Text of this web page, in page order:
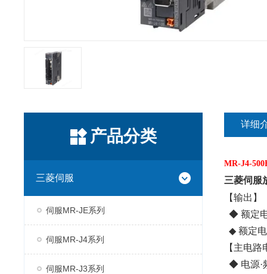
产品分类
三菱伺服
伺服MR-JE系列
伺服MR-J4系列
伺服MR-J3系列
详细
MR-J4-
三菱伺服
【输出】
◆ 额定
◆ 额定
【主电
◆ 电源·